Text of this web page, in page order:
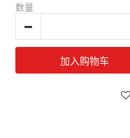
数量
加入购物车